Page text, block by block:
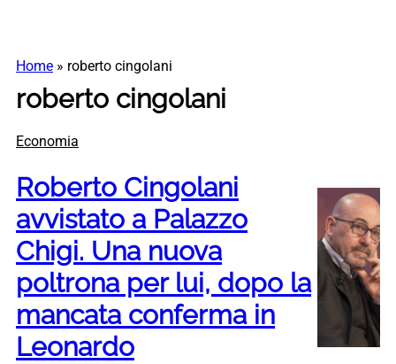
Home » roberto cingolani
roberto cingolani
Economia
Roberto Cingolani
avvistato a Palazzo
Chigi. Una nuova
poltrona per lui, dopo la
mancata conferma in
Leonardo